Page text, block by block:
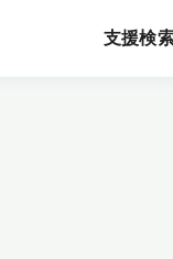
支援検